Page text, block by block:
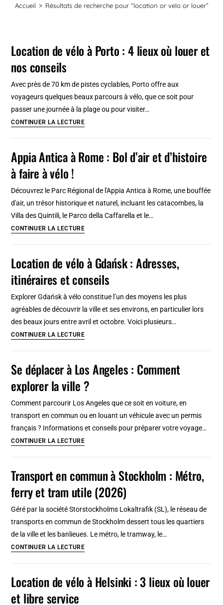
Accueil > Résultats de recherche pour“location or velo or louer”
Location de vélo à Porto : 4 lieux où louer et
nos conseils
Avec près de 70 km de pistes cyclables, Porto offre aux
voyageurs quelques beaux parcours à vélo, que ce soit pour
passer une journée à la plage ou pour visiter…
CONTINUER LA LECTURELocation
à
louer
nos
conseils
Appia Antica à Rome : Bol d’air et d’histoire
à faire à vélo !
Découvrez le Parc Régional de l'Appia Antica à Rome, une bouffée
d'air, un trésor historique et naturel, incluant les catacombes, la
Villa des Quintili, le Parco della Caffarella et le…
CONTINUER LA LECTUREAppia
Rome
:
à
vélo
!
Location de vélo à Gdańsk : Adresses,
itinéraires et conseils
Explorer Gdańsk à vélo constitue l’un des moyens les plus
agréables de découvrir la ville et ses environs, en particulier lors
des beaux jours entre avril et octobre. Voici plusieurs…
CONTINUER LA LECTURELocation
à
Gdańsk
Adresses,
conseils
Se déplacer à Los Angeles : Comment
explorer la ville ?
Comment parcourir Los Angeles que ce soit en voiture, en
transport en commun ou en louant un véhicule avec un permis
français ? Informations et conseils pour préparer votre voyage…
CONTINUER LA LECTURESe
Los
Angeles
ville
Transport en commun à Stockholm : Métro,
ferry et tram utile (2026)
Géré par la société Storstockholms Lokaltrafik (SL), le réseau de
transports en commun de Stockholm dessert tous les quartiers
de la ville et les banlieues. Le métro, le tramway, le…
CONTINUER LA LECTURETransport
à
Location de vélo à Helsinki : 3 lieux où louer
et libre service